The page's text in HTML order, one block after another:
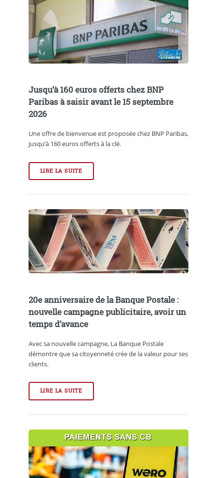
Jusqu’à 160 euros offerts chez BNP
Paribas à saisir avant le 15 septembre
2026
Une offre de bienvenue est proposée chez BNP Paribas,
jusqu’à 160 euros offerts à la clé.
LIRE LA SUITE
20e anniversaire de la Banque Postale :
nouvelle campagne publicitaire, avoir un
temps d’avance
Avec sa nouvelle campagne, La Banque Postale
démontre que sa citoyenneté crée de la valeur pour ses
clients.
LIRE LA SUITE